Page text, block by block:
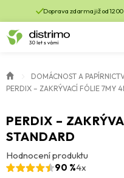
Doprava zdarma již od
DOMÁCNOST A
PERDIX – ZAKRÝVACÍ FÓLIE 7MY
PERDIX –
STANDARD
Hodnocení produktu
90 %4x